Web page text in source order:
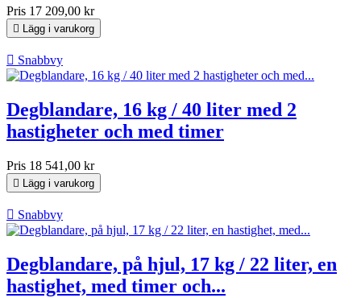
Pris 17 209,00 kr
 Lägg i varukorg
 Snabbvy
Degblandare, 16 kg / 40 liter med 2
hastigheter och med timer
Pris 18 541,00 kr
 Lägg i varukorg
 Snabbvy
Degblandare, på hjul, 17 kg / 22 liter, en
hastighet, med timer och...